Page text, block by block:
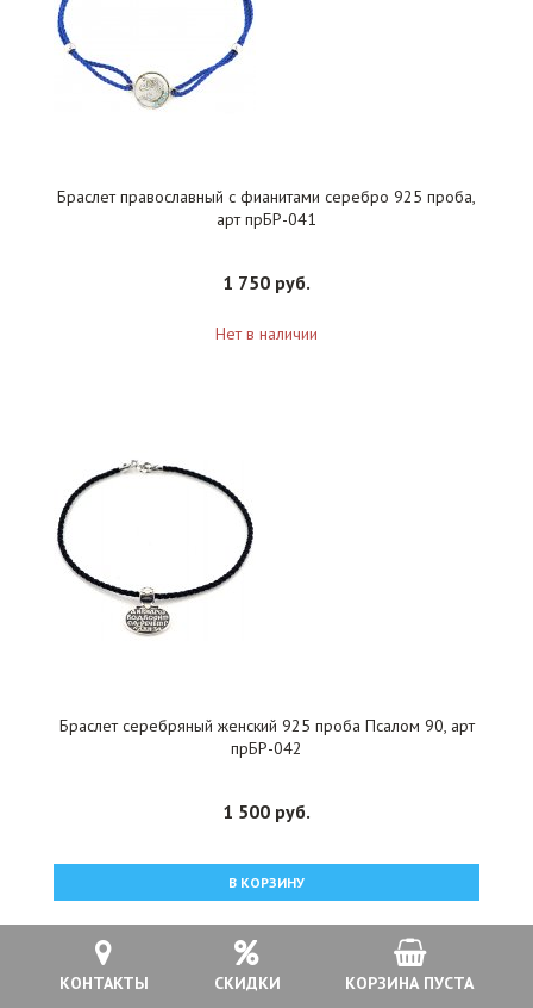
КОНТАКТЫ СКИДКИ КОРЗИНА ПУСТА
Браслет православный с фианитами серебро 925 проба,
арт прБР-041
1 750 руб.
Нет в наличии
Браслет серебряный женский 925 проба Псалом 90, арт
прБР-042
1 500 руб.
В КОРЗИНУ